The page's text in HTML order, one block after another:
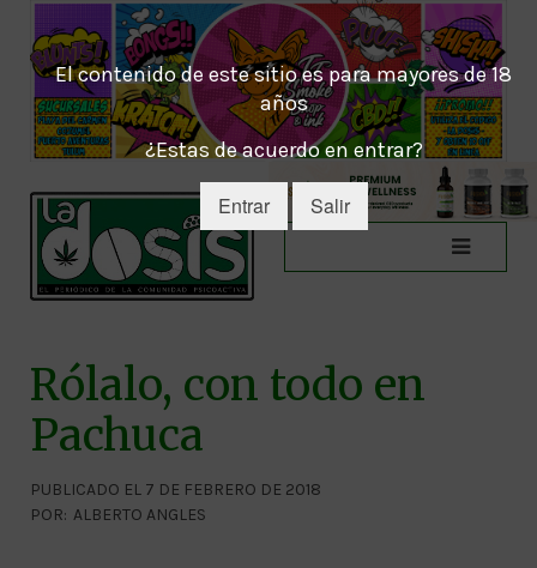
El contenido de este sitio es para mayores de 18
años
¿Estas de acuerdo en entrar?
Entrar Salir
Rólalo, con todo en
Pachuca
PUBLICADO EL 7 DE FEBRERO DE 2018
POR: ALBERTO ANGLES